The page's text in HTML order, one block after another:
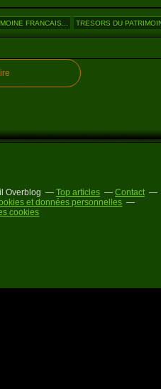
FRANCAIS... TRESORS DU
Overblog Top articles
Contact
et données personnelles
cookies